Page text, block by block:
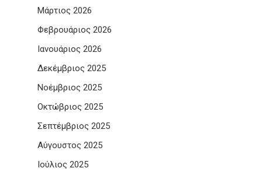
Μάρτιος 2026
Φεβρουάριος 2026
Ιανουάριος 2026
Δεκέμβριος 2025
Νοέμβριος 2025
Οκτώβριος 2025
Σεπτέμβριος 2025
Αύγουστος 2025
Ιούλιος 2025